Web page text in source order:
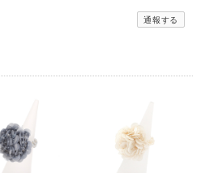
通報する